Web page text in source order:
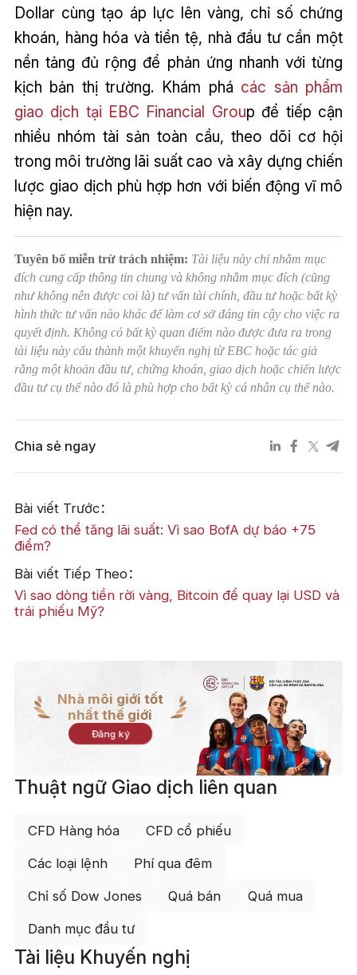
Dollar cùng tạo áp lực lên vàng, chỉ số chứng
khoán, hàng hóa và tiền tệ, nhà đầu tư cần một
nền tảng đủ rộng để phản ứng nhanh với từng
kịch bản thị trường. Khám phá các sản phẩm
giao dịch tại EBC Financial Group để tiếp cận
nhiều nhóm tài sản toàn cầu, theo dõi cơ hội
trong môi trường lãi suất cao và xây dựng chiến
lược giao dịch phù hợp hơn với biến động vĩ mô
hiện nay.
Tuyên bố miễn trừ trách nhiệm: Tài liệu này chỉ nhằm mục
đích cung cấp thông tin chung và không nhằm mục đích (cũng
như không nên được coi là) tư vấn tài chính, đầu tư hoặc bất kỳ
hình thức tư vấn nào khác để làm cơ sở đáng tin cậy cho việc ra
quyết định. Không có bất kỳ quan điểm nào được đưa ra trong
tài liệu này cấu thành một khuyến nghị từ EBC hoặc tác giả
rằng một khoản đầu tư, chứng khoán, giao dịch hoặc chiến lược
đầu tư cụ thể nào đó là phù hợp cho bất kỳ cá nhân cụ thể nào.
Chia sẻ ngay
Bài viết Trước：
Fed có thể tăng lãi suất: Vì sao BofA dự báo +75
điểm?
Bài viết Tiếp Theo：
Vì sao dòng tiền rời vàng, Bitcoin để quay lại USD và
trái phiếu Mỹ?
Nhà môi giới tốt
nhất thế giới
Đăng ký
Thuật ngữ Giao dịch liên quan
CFD Hàng hóa CFD cổ phiếu
Các loại lệnh Phí qua đêm
Chỉ số Dow Jones Quá bán Quá mua
Danh mục đầu tư
Tài liệu Khuyến nghị